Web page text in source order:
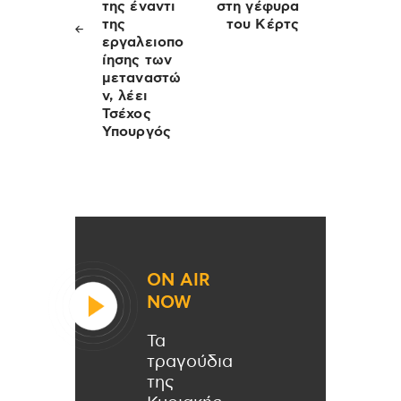
της έναντι
της
εργαλειοπο
ίησης των
μεταναστώ
ν, λέει
Τσέχος
Υπουργός
στη γέφυρα
του Κέρτς
ON AIR
NOW
Τα
τραγούδια
της